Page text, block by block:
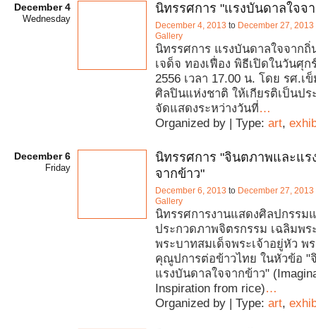
December 4
Wednesday
นิทรรศการ "แรงบันดาลใจจ
December 4, 2013 to December 27, 2013
Gallery
นิทรรศการ แรงบันดาลใจจากถิ่
เจด็จ ทองเฟื่อง พิธีเปิดในวันศุ
2556 เวลา 17.00 น. โดย รศ.เ
ศิลปินแห่งชาติ ให้เกียรติเป็นปร
จัดแสดงระหว่างวันที่…
Organized by | Type: art,
December 6
Friday
นิทรรศการ "จินตภาพและแร
จากข้าว"
December 6, 2013 to December 27, 2013
Gallery
นิทรรศการงานแสดงศิลปกรรม
ประกวดภาพจิตรกรรม เฉลิมพร
พระบาทสมเด็จพระเจ้าอยู่หัว พ
คุณูปการต่อข้าวไทย ในหัวข้อ "
แรงบันดาลใจจากข้าว"
Inspiration from rice)…
Organized by | Type: art,